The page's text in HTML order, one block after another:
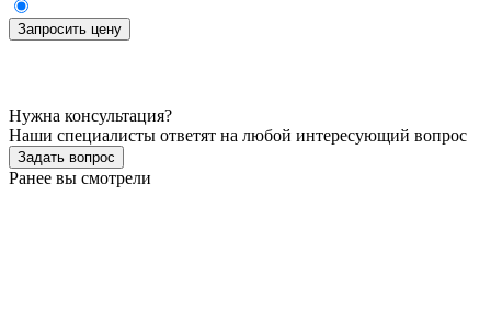
Запросить цену
Нужна консультация?
Наши специалисты ответят на любой интересующий вопрос
Задать вопрос
Ранее вы смотрели